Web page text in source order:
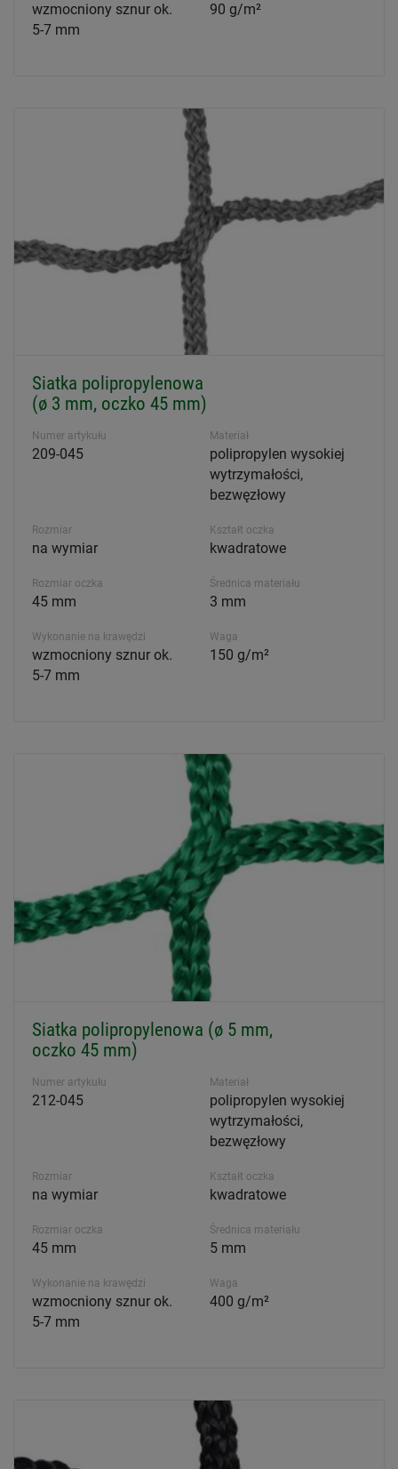
wzmocniony sznur ok.
5-7 mm
90 g/m²
Siatka polipropylenowa
(ø 3 mm, oczko 45 mm)
Numer artykułu
209-045
Materiał
polipropylen wysokiej
wytrzymałości,
bezwęzłowy
Rozmiar
na wymiar
Kształt oczka
kwadratowe
Rozmiar oczka
45 mm
Średnica materiału
3 mm
Wykonanie na krawędzi
wzmocniony sznur ok.
5-7 mm
Waga
150 g/m²
Siatka polipropylenowa (ø 5 mm,
oczko 45 mm)
Numer artykułu
212-045
Materiał
polipropylen wysokiej
wytrzymałości,
bezwęzłowy
Rozmiar
na wymiar
Kształt oczka
kwadratowe
Rozmiar oczka
45 mm
Średnica materiału
5 mm
Wykonanie na krawędzi
wzmocniony sznur ok.
5-7 mm
Waga
400 g/m²